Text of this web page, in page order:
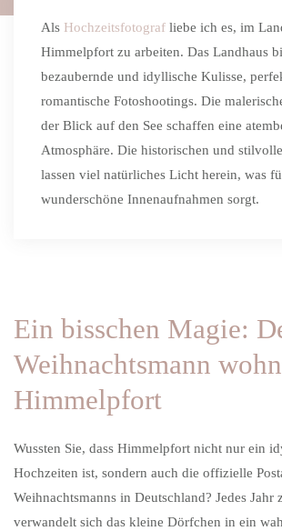
Als Hochzeitsfotograf liebe ich es, im
Himmelpfort zu arbeiten. Das Landhaus
bezaubernde und idyllische Kulisse,
romantische Fotoshootings. Die
der Blick auf den See schaffen eine
Atmosphäre. Die historischen und
lassen viel natürliches Licht herein, was
wunderschöne Innenaufnahmen sorgt.
Ein bisschen Magie:
Weihnachtsmann
Himmelpfort
Wussten Sie, dass Himmelpfort nicht nur ein
Hochzeiten ist, sondern auch die offizielle
Weihnachtsmanns in Deutschland? Jedes Jahr
verwandelt sich das kleine Dörfchen in ein